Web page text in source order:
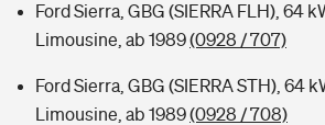
Ford Sierra, GBG (SIERRA FLH), 64
Limousine, ab 1989(0928 / 707)
Ford Sierra, GBG (SIERRA STH), 64
Limousine, ab 1989(0928 / 708)